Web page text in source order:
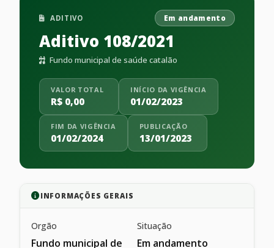
ADITIVO Em andamento
Aditivo 108/2021
Fundo municipal de saúde catalão
VALOR TOTAL
R$ 0,00
INÍCIO DA VIGÊNCIA
01/02/2023
FIM DA VIGÊNCIA
01/02/2024
PUBLICAÇÃO
13/01/2023
INFORMAÇÕES GERAIS
Orgão
Fundo municipal de
Situação
Em andamento